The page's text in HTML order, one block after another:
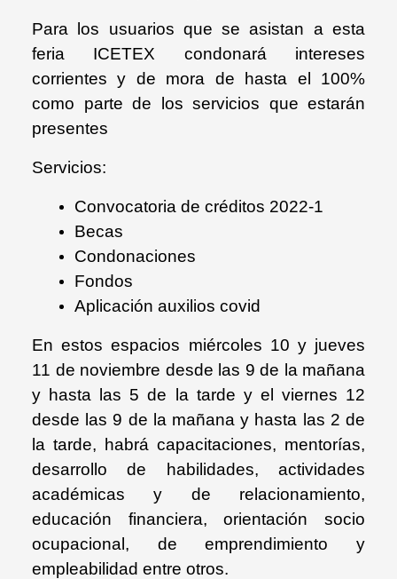
Para los usuarios que se asistan a esta
feria ICETEX condonará intereses
corrientes y de mora de hasta el 100%
como parte de los servicios que estarán
presentes
Servicios:
Convocatoria de créditos 2022-1
Becas
Condonaciones
Fondos
Aplicación auxilios covid
En estos espacios miércoles 10 y jueves
11 de noviembre desde las 9 de la mañana
y hasta las 5 de la tarde y el viernes 12
desde las 9 de la mañana y hasta las 2 de
la tarde, habrá capacitaciones, mentorías,
desarrollo de habilidades, actividades
académicas y de relacionamiento,
educación financiera, orientación socio
ocupacional, de emprendimiento y
empleabilidad entre otros.